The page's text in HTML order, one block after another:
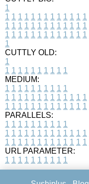
1
1 1 1 1 1 1 1 1 1 1 1 1 1
1 1 1 1 1 1 1 1 1 1 1 1 1
1 1 1 1 1 1 1 1 1 1 1 1 1
1
CUTTLY OLD:
1
1 1 1 1 1 1 1 1 1 1
MEDIUM:
1 1 1 1 1 1 1 1 1 1
1 1 1 1 1 1 1 1 1 1 1 1 1
1 1 1 1 1 1 1 1 1 1 1 1 1
PARALLELS:
1 1 1 1 1 1 1 1 1 1
1 1 1 1 1 1 1 1 1 1 1 1 1
1 1 1 1 1 1 1 1 1 1 1 1 1
URL PARAMETER:
1 1 1 1 1 1 1 1 1 1